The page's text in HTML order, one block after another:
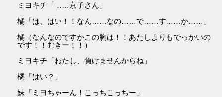
ミヨキチ「……京子さん」
橘「は、はい！！なん……なの……で……す……か……」
橘（なんなのですかこの胸は！！あたしよりもでっかいの
です！！むきー！！）
ミヨキチ「わたし、負けませんからね」
橘「はい？」
妹「ミヨちゃーん！こっちこっちー」